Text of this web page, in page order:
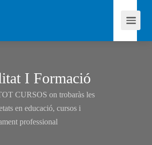
I Formació
CURSOS on trobaràs les
en educació, cursos i
professional